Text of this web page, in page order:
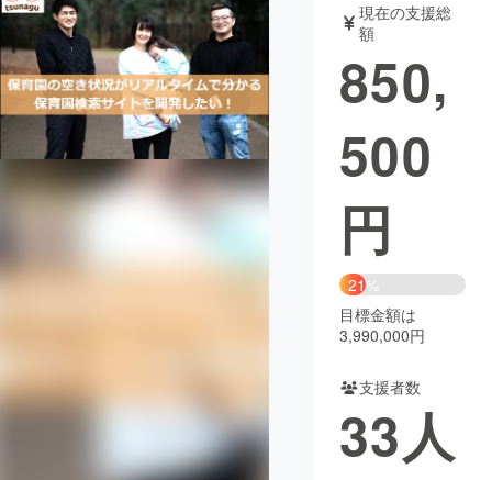
テクノロジー・ガジェット
映像・映画 書籍・雑誌
ビジネス・起業 チャレンジ
まちづくり・地域活性化
CAMPFIRE for Social Good
CAMPFIRE Creation
コミュニティ
現在の支援総
額
850,
500
円
21%
目標金額は
3,990,000円
支援者数
33人